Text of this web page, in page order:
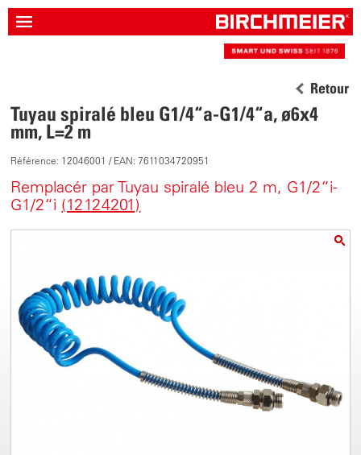
Retour
Tuyau spiralé bleu G1/4“a-G1/4“a, ø6x4
mm, L=2 m
Référence: 12046001 / EAN: 7611034720951
Remplacér par Tuyau spiralé bleu 2 m, G1/2“i-
G1/2“i (12124201)